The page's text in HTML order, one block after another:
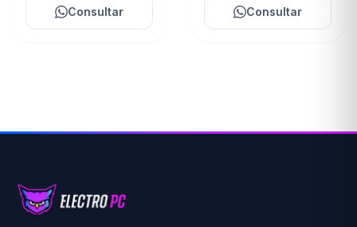
Consultar Consultar